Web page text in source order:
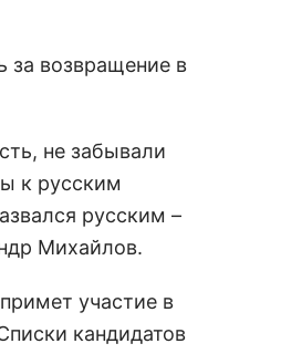
за возвращение в
не забывали
к русским
русским –
Михайлов.
участие в
кандидатов